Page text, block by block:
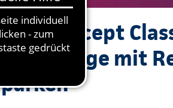
ParkConcept
Geldanlage mit
parken